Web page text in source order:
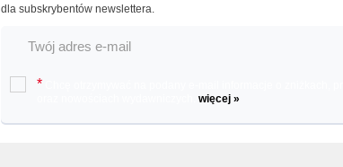
dla subskrybentów newslettera.
*
więcej »